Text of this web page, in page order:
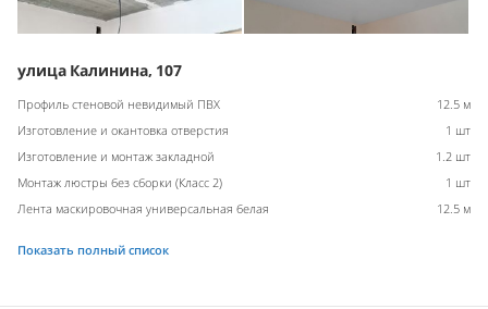
улица Калинина, 107
Профиль стеновой невидимый ПВХ
12.5 м
Изготовление и окантовка отверстия
1 шт
Изготовление и монтаж закладной
1.2 шт
Монтаж люстры без сборки (Класс 2)
1 шт
Лента маскировочная универсальная белая
12.5 м
Показать полный список